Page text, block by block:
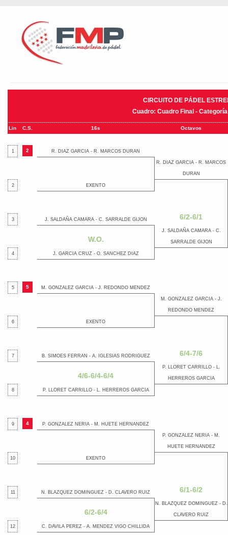
CIRCUITO DE PÁDEL
Cuadro: Cuadro Final -
Lin C.S. 16s Octavos
1 2 R. DIAZ GARCIA - R. MARCOS DURAN
R. DIAZ GARCIA - R. MARCOS
DURAN
2 EXENTO
6/2-6/1
3 J. SALDAÑA CAMARA - C. SARRALDE GIJON
W.O.
J. SALDAÑA CAMARA - C.
SARRALDE GIJON
4 J. GARCIA CRUZ - O. SANCHEZ DIAZ
5 5 M. GONZALEZ GARCIA - J. REDONDO MENDEZ
M. GONZALEZ GARCIA - J.
REDONDO MENDEZ
6 EXENTO
6/4-7/6
7 B. SIMOES FERRAN - A. IGLESIAS RODRIGUEZ
4/6-6/4-6/4
P. LLORET CARRILLO - L.
HERREROS GARCIA
8 P. LLORET CARRILLO - L. HERREROS GARCIA
9 4 P. GONZALEZ NERIA - M. HUETE HERNANDEZ
P. GONZALEZ NERIA - M.
HUETE HERNANDEZ
10 EXENTO
6/1-6/2
11 N. BLAZQUEZ DOMINGUEZ - D. CLAVERO RUIZ
6/2-6/4
N. BLAZQUEZ DOMINGUEZ - D.
CLAVERO RUIZ
12 C. DAVILA PEREZ - A. MENDEZ VIGO CHILLIDA